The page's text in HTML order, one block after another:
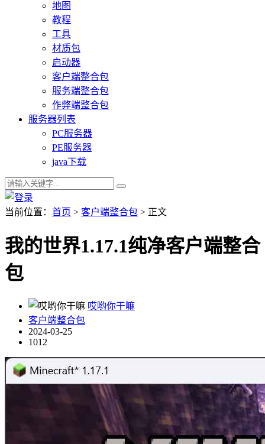
地图
教程
工具
材质包
启动器
客户端整合包
服务端整合包
作弊端整合包
服务器列表
PC服务器
PE服务器
java下载
当前位置： 首页 > 客户端整合包 > 正文
我的世界1.17.1纯净客户端整合
包
哎哟你干嘛
客户端整合包
2024-03-25
1012